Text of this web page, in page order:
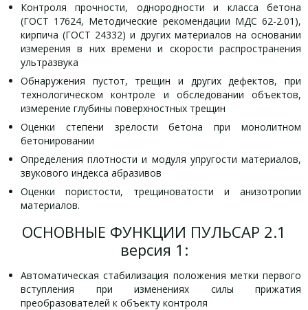
Контроля прочности, однородности и класса бетона
(ГОСТ 17624, Методические рекомендации МДС 62-2.01),
кирпича (ГОСТ 24332) и других материалов на основании
измерения в них времени и скорости распространения
ультразвука
Обнаружения пустот, трещин и других дефектов, при
технологическом контроле и обследовании объектов,
измерение глубины поверхностных трещин
Оценки степени зрелости бетона при монолитном
бетонировании
Определения плотности и модуля упругости материалов,
звукового индекса абразивов
Оценки пористости, трещиноватости и анизотропии
материалов.
ОСНОВНЫЕ ФУНКЦИИ ПУЛЬСАР 2.1
версия 1:
Автоматическая стабилизация положения метки первого
вступления при изменениях силы прижатия
преобразователей к объекту контроля